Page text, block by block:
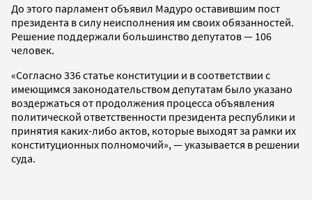
До этого парламент объявил Мадуро оставившим пост
президента в силу неисполнения им своих обязанностей.
Решение поддержали большинство депутатов — 106
человек.
«Согласно 336 статье конституции и в соответствии с
имеющимся законодательством депутатам было указано
воздержаться от продолжения процесса объявления
политической ответственности президента республики и
принятия каких-либо актов, которые выходят за рамки их
конституционных полномочий», — указывается в решении
суда.